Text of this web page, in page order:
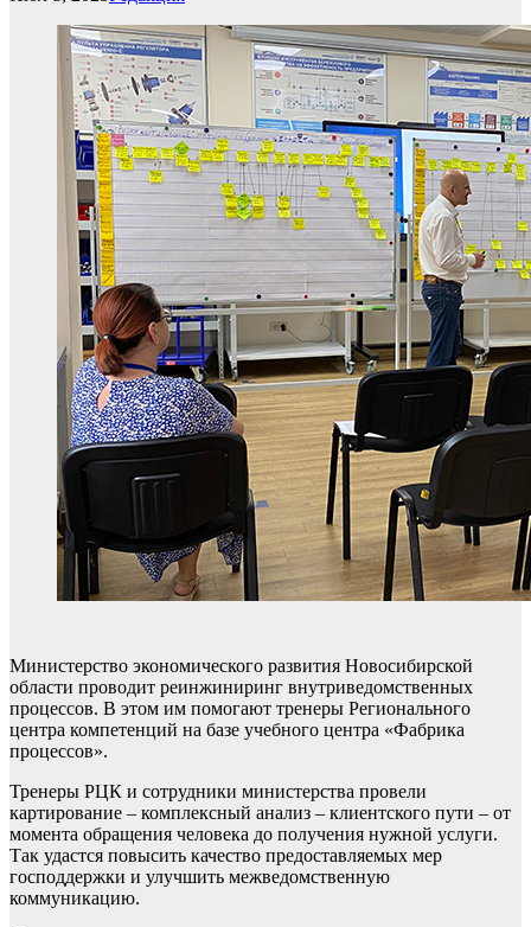
Министерство экономического развития Новосибирской
области проводит реинжиниринг внутриведомственных
процессов. В этом им помогают тренеры Регионального
центра компетенций на базе учебного центра «Фабрика
процессов».
Тренеры РЦК и сотрудники министерства провели
картирование – комплексный анализ – клиентского пути – от
момента обращения человека до получения нужной услуги.
Так удастся повысить качество предоставляемых мер
господдержки и улучшить межведомственную
коммуникацию.